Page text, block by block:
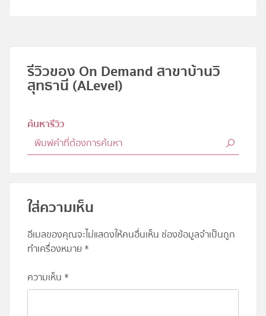
รีวิวของ On Demand สาขาบ้านวิ
สุทธานี (ALevel)
ค้นหารีวิว
ใส่ความเห็น
อีเมลของคุณจะไม่แสดงให้คนอื่นเห็น ช่องข้อมูลจำเป็นถูก
ทำเครื่องหมาย *
ความเห็น *